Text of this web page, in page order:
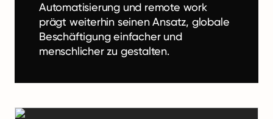
Automatisierung und remote work
prägt weiterhin seinen Ansatz, globale
Beschäftigung einfacher und
menschlicher zu gestalten.